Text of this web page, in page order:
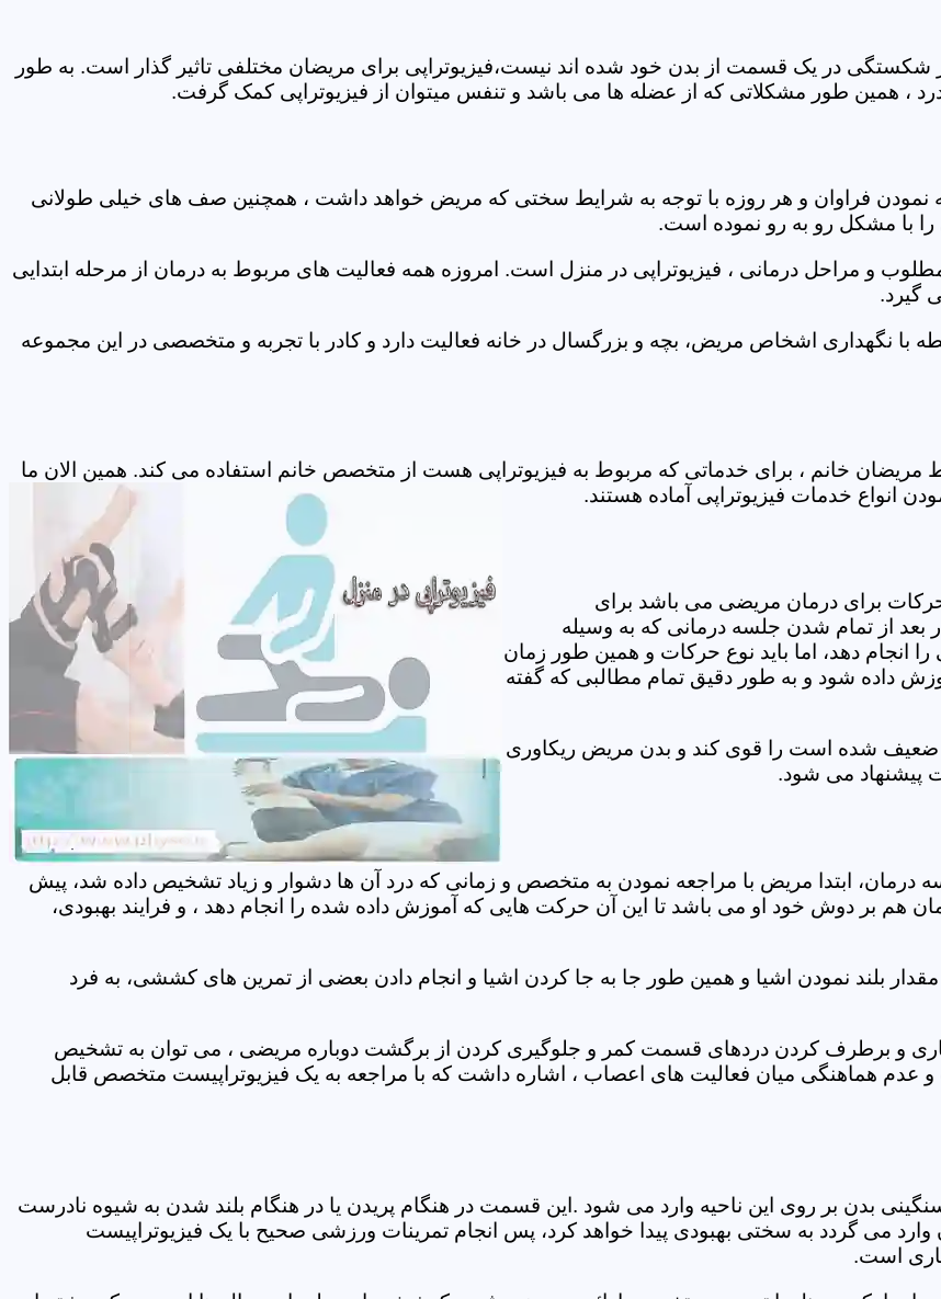
شکستگی در یک قسمت از بدن خود شده اند نیست،فیزیوتراپی برای مریضان مختلفی تاثیر گذار است. به طور
همین طور مشکلاتی که از عضله ها می باشد و تنفس میتوان از فیزیوتراپی کمک گرفت.
نمودن فراوان و هر روزه با توجه به شرایط سختی که مریض خواهد داشت ، همچنین صف های خیلی طولانی
را با مشکل رو به رو نموده است.
و مراحل درمانی ، فیزیوتراپی در منزل است. امروزه همه فعالیت های مربوط به درمان از مرحله ابتدایی
گیرد.
با نگهداری اشخاص مریض، بچه و بزرگسال در خانه فعالیت دارد و کادر با تجربه و متخصصی در این مجموعه
مریضان خانم ، برای خدماتی که مربوط به فیزیوتراپی هست از متخصص خانم استفاده می کند. همین الان ما
انواع خدمات فیزیوتراپی آماده هستند.
برای درمان مریضی می باشد برای
بعد از تمام شدن جلسه درمانی که به وسیله
انجام دهد، اما باید نوع حرکات و همین طور زمان
داده شود و به طور دقیق تمام مطالبی که گفته
ضعیف شده است را قوی کند و بدن مریض ریکاوری
پیشنهاد می شود.
درمان، ابتدا مریض با مراجعه نمودن به متخصص و زمانی که درد آن ها دشوار و زیاد تشخیص داده شد، پیش
هم بر دوش خود او می باشد تا این آن حرکت هایی که آموزش داده شده را انجام دهد ، و فرایند بهبودی،
بلند نمودن اشیا و همین طور جا به جا کردن اشیا و انجام دادن بعضی از تمرین های کششی، به فرد
بیماری و برطرف کردن دردهای قسمت کمر و جلوگیری کردن از برگشت دوباره مریضی ، می توان به تشخیص
عدم هماهنگی میان فعالیت های اعصاب ، اشاره داشت که با مراجعه به یک فیزیوتراپیست متخصص قابل
بدن بر روی این ناحیه وارد می شود .این قسمت در هنگام پریدن یا در هنگام بلند شدن به شیوه نادرست
می گردد به سختی بهبودی پیدا خواهد کرد، پس انجام تمرینات ورزشی صحیح با یک فیزیوتراپیست
است.